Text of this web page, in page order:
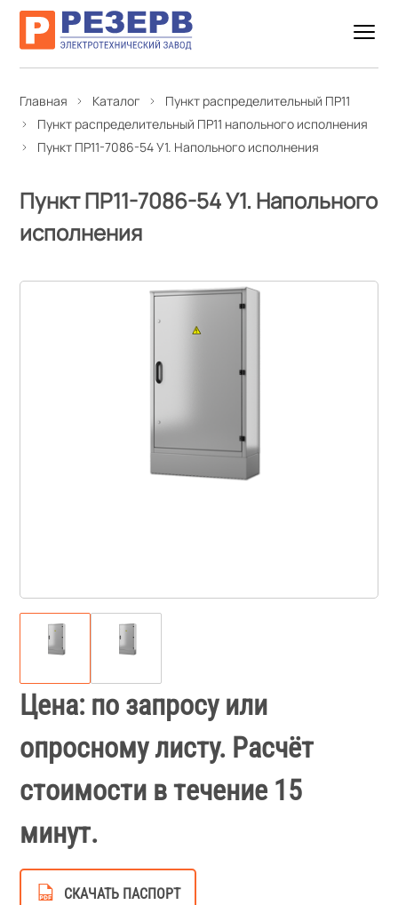
Главная Каталог
Пункт распределительный ПР11
Пункт распределительный ПР11 напольного исполнения
Пункт ПР11-7086-54 У1. Напольного исполнения
Пункт ПР11-7086-54 У1. Напольного
исполнения
Цена: по запросу или
опросному листу. Расчёт
стоимости в течение 15
минут.
СКАЧАТЬ ПАСПОРТ